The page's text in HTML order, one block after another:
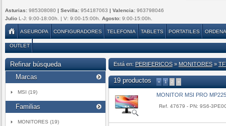
Asturias: 985308080 | Sevilla: 954187063 | Valencia: 963798046
Julio L-J: 9:00-18:00h. | V: 9:00-15:00h. Agosto: 9:00-15:00h.
ASEUROPA CONFIGURADORES TELEFONIA TABLETS PORTATILES
OUTLET
Refinar búsqueda
Marcas
MSI (19)
Familias
MONITORES (19)
Está en: PERIFERICOS » MONITORES »
19 productos « 1 2 »
MONITOR MSI PRO
Ref. 47679 - PN: 9S6-